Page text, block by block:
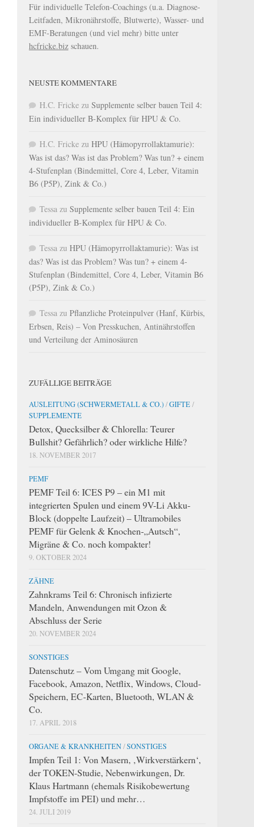
Für individuelle Telefon-Coachings (u.a. Diagnose-
Leitfaden, Mikronährstoffe, Blutwerte), Wasser- und
EMF-Beratungen (und viel mehr) bitte unter
hcfricke.biz schauen.
NEUSTE KOMMENTARE
H.C. Fricke zu Supplemente selber bauen Teil 4:
Ein individueller B-Komplex für HPU & Co.
H.C. Fricke zu HPU (Hämopyrrollaktamurie):
Was ist das? Was ist das Problem? Was tun? + einem
4-Stufenplan (Bindemittel, Core 4, Leber, Vitamin
B6 (P5P), Zink & Co.)
Tessa zu Supplemente selber bauen Teil 4: Ein
individueller B-Komplex für HPU & Co.
Tessa zu HPU (Hämopyrrollaktamurie): Was ist
das? Was ist das Problem? Was tun? + einem 4-
Stufenplan (Bindemittel, Core 4, Leber, Vitamin B6
(P5P), Zink & Co.)
Tessa zu Pflanzliche Proteinpulver (Hanf, Kürbis,
Erbsen, Reis) – Von Presskuchen, Antinährstoffen
und Verteilung der Aminosäuren
ZUFÄLLIGE BEITRÄGE
AUSLEITUNG (SCHWERMETALL & CO.)/GIFTE/
SUPPLEMENTE
Detox, Quecksilber & Chlorella: Teurer
Bullshit? Gefährlich? oder wirkliche Hilfe?
18. NOVEMBER 2017
PEMF
PEMF Teil 6: ICES P9 – ein M1 mit
integrierten Spulen und einem 9V-Li Akku-
Block (doppelte Laufzeit) – Ultramobiles
PEMF für Gelenk & Knochen-„Autsch“,
Migräne & Co. noch kompakter!
9. OKTOBER 2024
ZÄHNE
Zahnkrams Teil 6: Chronisch infizierte
Mandeln, Anwendungen mit Ozon &
Abschluss der Serie
20. NOVEMBER 2024
SONSTIGES
Datenschutz – Vom Umgang mit Google,
Facebook, Amazon, Netflix, Windows, Cloud-
Speichern, EC-Karten, Bluetooth, WLAN &
Co.
17. APRIL 2018
ORGANE & KRANKHEITEN/SONSTIGES
Impfen Teil 1: Von Masern, ‚Wirkverstärkern‘,
der TOKEN-Studie, Nebenwirkungen, Dr.
Klaus Hartmann (ehemals Risikobewertung
Impfstoffe im PEI) und mehr…
24. JULI 2019